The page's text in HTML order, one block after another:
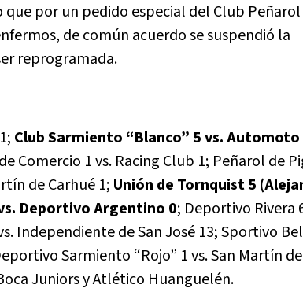
por un pedido especial del Club
de común acuerdo se suspendió la
reprogramada.
Club Sarmiento “Blanco” 5 vs. Automoto
Comercio 1 vs. Racing Club 1; Peñarol de
de Carhué 1; Unión de Tornquist 5
Deportivo Argentino 0; Deportivo Rivera
Independiente de San José 13; Sportivo
Sarmiento “Rojo” 1 vs. San Martín
Juniors y Atlético Huanguelén.